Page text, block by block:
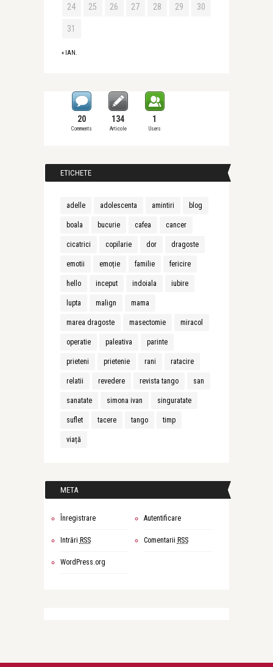
« IAN.
24 25 26 27 28 29 30
31
20
Comments
134
Articole
1
Users
ETICHETE
adelle adolescenta amintiri blog
boala bucurie cafea cancer
cicatrici copilarie dor dragoste
emotii emoție familie fericire
hello inceput indoiala iubire
lupta malign mama
marea dragoste masectomie miracol
operatie paleativa parinte
prieteni prietenie rani ratacire
relatii revedere revista tango san
sanatate simona ivan singuratate
suflet tacere tango timp
viață
META
Înregistrare Autentificare
Intrări RSS Comentarii RSS
WordPress.org